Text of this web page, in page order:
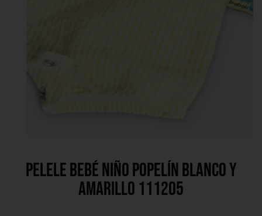
Pelele bebé niño popelín blanco y
amarillo 111205